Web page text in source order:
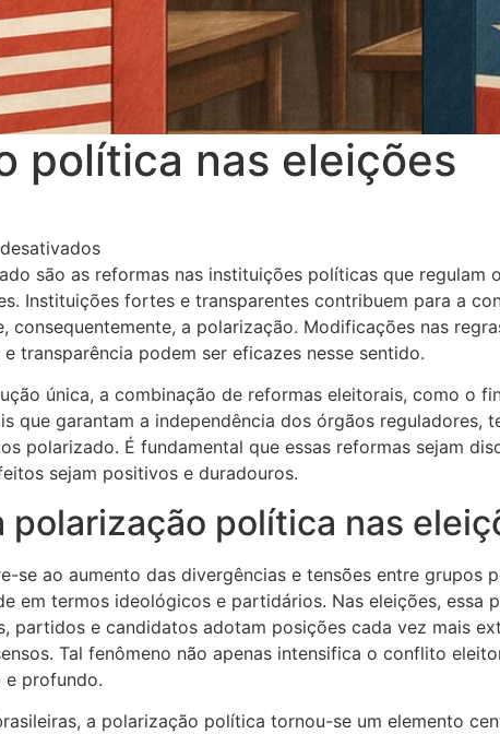
política nas eleições
em Polarização política nas eleições
são as reformas nas instituições políticas que regulam
Instituições fortes e transparentes contribuem para a
consequentemente, a polarização. Modificações nas
transparência podem ser eficazes nesse sentido.
única, a combinação de reformas eleitorais, como o
que garantam a independência dos órgãos reguladores,
polarizado. É fundamental que essas reformas sejam
sejam positivos e duradouros.
polarização política nas
se ao aumento das divergências e tensões entre grupos
em termos ideológicos e partidários. Nas eleições, essa
partidos e candidatos adotam posições cada vez mais
Tal fenômeno não apenas intensifica o conflito
e profundo.
a polarização política tornou-se um elemento